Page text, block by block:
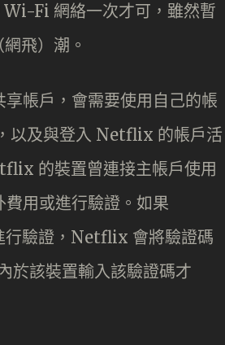
Fi 網絡一次才可，雖然暫
飛）潮。
帳戶，會需要使用自己的帳
以及與登入 Netflix 的帳戶活
的裝置曾連接主帳戶使用
用或進行驗證。如果
行驗證，Netflix 會將驗證碼
於該裝置輸入該驗證碼才